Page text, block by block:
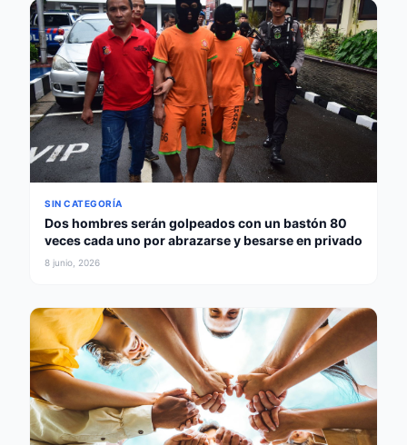
SIN CATEGORÍA
Dos hombres serán golpeados con un bastón 80
veces cada uno por abrazarse y besarse en privado
8 junio, 2026